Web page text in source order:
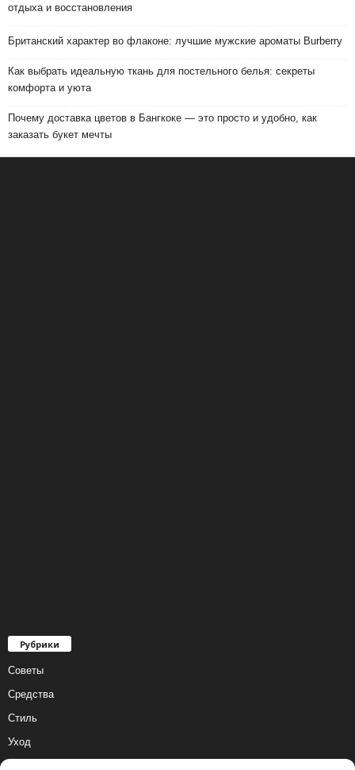
отдыха и восстановления
Британский характер во флаконе: лучшие мужские ароматы Burberry
Как выбрать идеальную ткань для постельного белья: секреты
комфорта и уюта
Почему доставка цветов в Бангкоке — это просто и удобно, как
заказать букет мечты
Рубрики
Советы
Средства
Стиль
Уход